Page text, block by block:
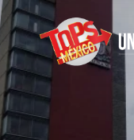
Saltar
contenido